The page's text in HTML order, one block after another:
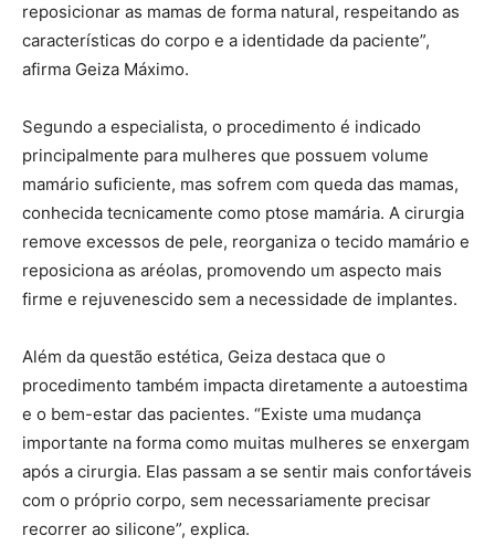
reposicionar as mamas de forma natural, respeitando as
características do corpo e a identidade da paciente”,
afirma Geiza Máximo.
Segundo a especialista, o procedimento é indicado
principalmente para mulheres que possuem volume
mamário suficiente, mas sofrem com queda das mamas,
conhecida tecnicamente como ptose mamária. A cirurgia
remove excessos de pele, reorganiza o tecido mamário e
reposiciona as aréolas, promovendo um aspecto mais
firme e rejuvenescido sem a necessidade de implantes.
Além da questão estética, Geiza destaca que o
procedimento também impacta diretamente a autoestima
e o bem-estar das pacientes. “Existe uma mudança
importante na forma como muitas mulheres se enxergam
após a cirurgia. Elas passam a se sentir mais confortáveis
com o próprio corpo, sem necessariamente precisar
recorrer ao silicone”, explica.